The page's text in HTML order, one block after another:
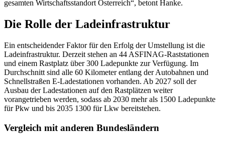
gesamten Wirtschaftsstandort Österreich“, betont Hanke.
Die Rolle der Ladeinfrastruktur
Ein entscheidender Faktor für den Erfolg der Umstellung ist die
Ladeinfrastruktur. Derzeit stehen an 44 ASFINAG-Raststationen
und einem Rastplatz über 300 Ladepunkte zur Verfügung. Im
Durchschnitt sind alle 60 Kilometer entlang der Autobahnen und
Schnellstraßen E-Ladestationen vorhanden. Ab 2027 soll der
Ausbau der Ladestationen auf den Rastplätzen weiter
vorangetrieben werden, sodass ab 2030 mehr als 1500 Ladepunkte
für Pkw und bis 2035 1300 für Lkw bereitstehen.
Vergleich mit anderen Bundesländern